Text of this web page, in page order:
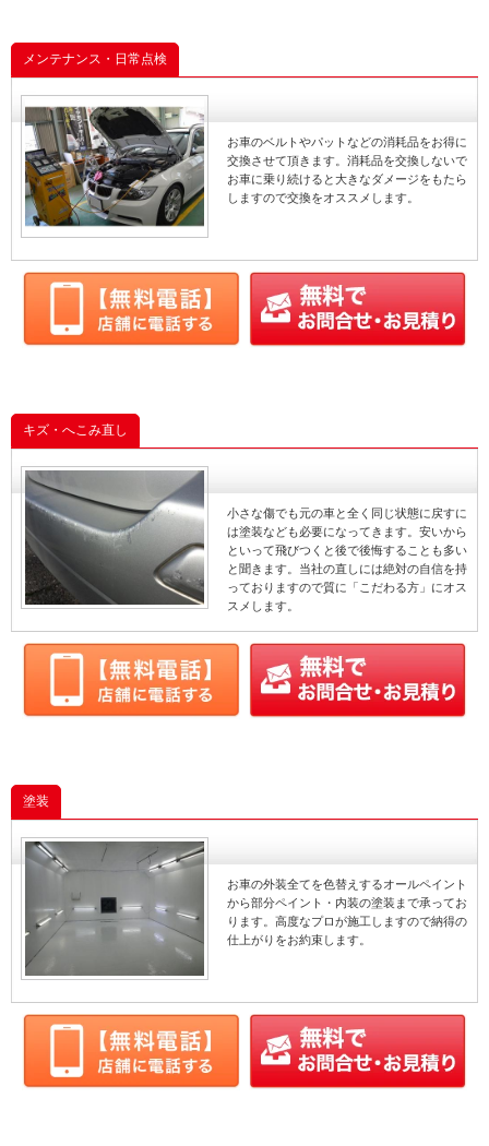
メンテナンス・日常点検
お車のベルトやパットなどの消耗品をお得に
交換させて頂きます。消耗品を交換しないで
お車に乗り続けると大きなダメージをもたら
しますので交換をオススメします。
キズ・へこみ直し
小さな傷でも元の車と全く同じ状態に戻すに
は塗装なども必要になってきます。安いから
といって飛びつくと後で後悔することも多い
と聞きます。当社の直しには絶対の自信を持
っておりますので質に「こだわる方」にオス
スメします。
塗装
お車の外装全てを色替えするオールペイント
から部分ペイント・内装の塗装まで承ってお
ります。高度なプロが施工しますので納得の
仕上がりをお約束します。